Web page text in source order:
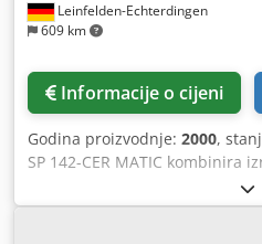
Leinfelden-Echterdingen
609 km
Informacije o cijeni
Godina proizvodnje: 2000,
SP 142-CER MATIC kombinira
otpadnog materijala i
komada u jednom
korisne alate i opremu za